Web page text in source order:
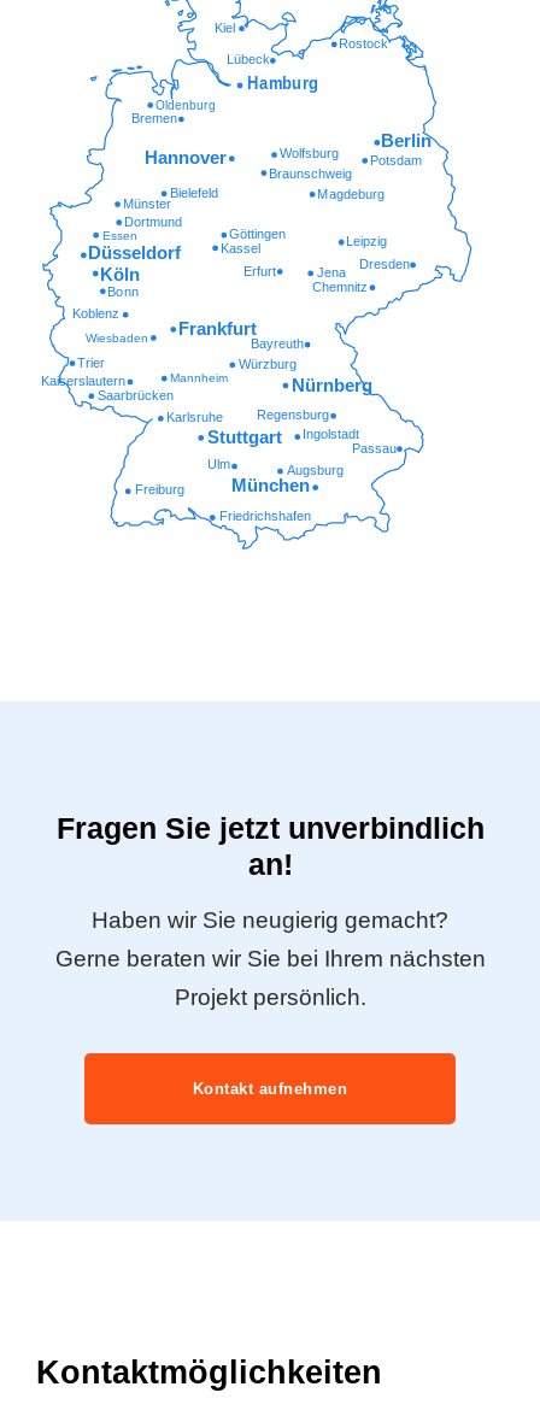
Friedrichshafen
Freiburg
Augsburg
Ulm
Passau
Ingolstadt
Regensburg
Karlsruhe
Saarbrücken
Kaiserslautern Mannheim
Würzburg
Trier
Wiesbaden Bayreuth
Koblenz
Chemnitz
Bonn
Erfurt Jena
Dresden
Kassel
Göttingen
Essen
Dortmund
Münster
Magdeburg
Bielefeld
Braunschweig
Potsdam
Wolfsburg
Oldenburg
Lübeck
Rostock
Kiel
München
Stuttgart
Nürnberg
Frankfurt
Köln
Düsseldorf
Leipzig
Hannover
Berlin
Bremen
Hamburg
Fragen Sie jetzt unverbindlich
an!
Haben wir Sie neugierig gemacht?
Gerne beraten wir Sie bei Ihrem nächsten
Projekt persönlich.
Kontakt aufnehmen
Kontaktmöglichkeiten